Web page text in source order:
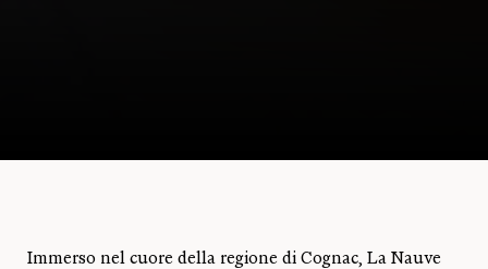
Immerso nel cuore della regione di Cognac, La Nauve